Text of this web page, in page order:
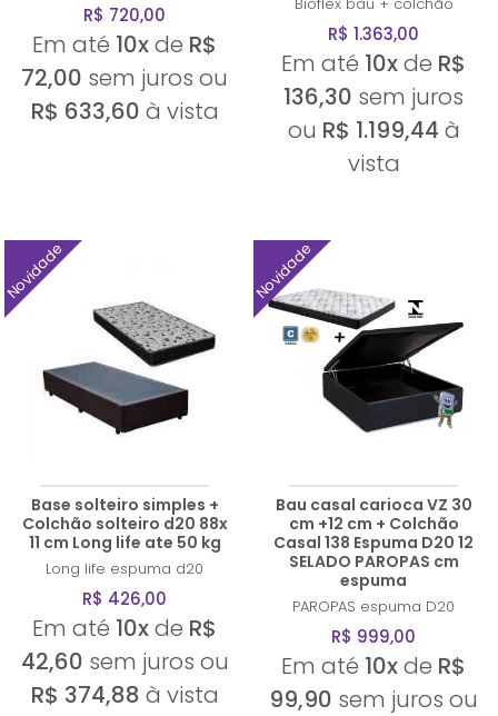
R$ 720,00
Em até 10xde R$
72,00 sem juros ou
R$ 633,60 à vista
R$ 1.363,00
Em até 10xde R$
136,30 sem juros
ou R$ 1.199,44 à
vista
Novidade
Base solteiro simples +
Colchão solteiro d20 88x
11 cm Long life ate 50 kg
Long life espuma d20
R$ 426,00
Em até 10xde R$
42,60 sem juros ou
R$ 374,88 à vista
Novidade
Bau casal carioca VZ 30
cm +12 cm + Colchão
Casal 138 Espuma D20 12
SELADO PAROPAS cm
espuma
PAROPAS espuma D20
R$ 999,00
Em até 10xde R$
99,90 sem juros ou